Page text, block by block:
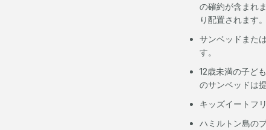
の確約が含まれ
り配置されます。
サンベッドまた
す。
12歳未満の子ど
のサンベッドは
キッズイートフ
ハミルトン島の